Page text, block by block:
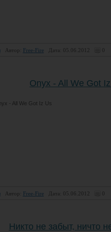
Автор: Free-Fire Дата: 05.06.2012 0
Onyx - All We Got
- All We Got Iz Us
Автор: Free-Fire Дата: 05.06.2012 0
Никто не забыт, ничто